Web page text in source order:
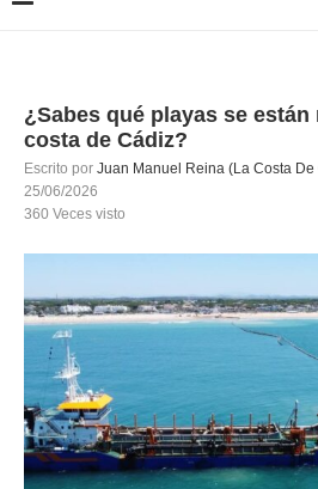
¿Sabes qué playas se
costa de Cádiz?
Escrito por Juan Manuel Reina (La Costa De
25/06/2026
360 Veces visto